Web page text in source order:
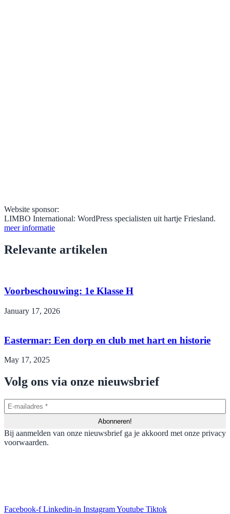
Website sponsor:
LIMBO International: WordPress specialisten uit hartje Friesland.
meer informatie
Relevante artikelen
Voorbeschouwing: 1e Klasse H
January 17, 2026
Eastermar: Een dorp en club met hart en historie
May 17, 2025
Volg ons via onze nieuwsbrief
Bij aanmelden van onze nieuwsbrief ga je akkoord met onze privacy
voorwaarden.
Facebook-f Linkedin-in InstagramYoutube Tiktok